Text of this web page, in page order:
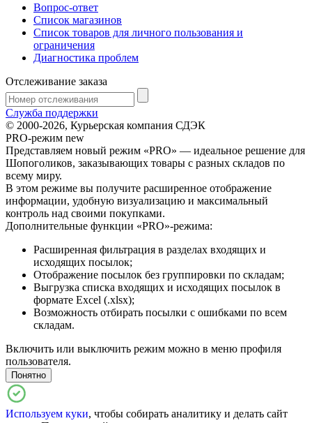
Вопрос-ответ
Список магазинов
Список товаров для личного пользования и
ограничения
Диагностика проблем
Отслеживание заказа
Служба поддержки
© 2000-2026, Курьерская компания СДЭК
PRO-режим new
Представляем новый режим «PRO» — идеальное решение для
Шопоголиков, заказывающих товары с разных складов по
всему миру.
В этом режиме вы получите расширенное отображение
информации, удобную визуализацию и максимальный
контроль над своими покупками.
Дополнительные функции «PRO»-режима:
Расширенная фильтрация в разделах входящих и
исходящих посылок;
Отображение посылок без группировки по складам;
Выгрузка списка входящих и исходящих посылок в
формате Excel (.xlsx);
Возможность отбирать посылки с ошибками по всем
складам.
Включить или выключить режим можно в меню профиля
пользователя.
Понятно
Используем куки, чтобы собирать аналитику и делать сайт